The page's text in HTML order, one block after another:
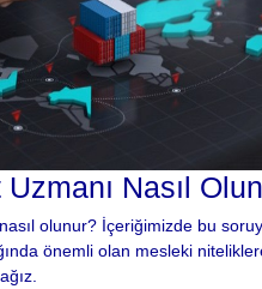
Uzmanı Nasıl
olunur? İçeriğimizde bu
önemli olan mesleki